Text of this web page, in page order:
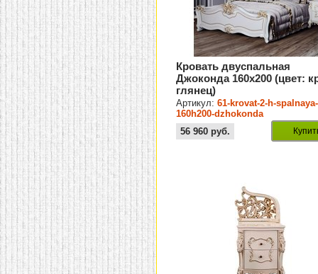
Кровать двуспальная
Джоконда 160х200 (цвет:
глянец)
Артикул:61-krovat-2-h-spalnaya-
160h200-dzhokonda
56 960 руб.